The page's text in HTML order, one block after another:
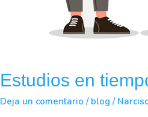
Estudios en
Deja un comentario / blog /